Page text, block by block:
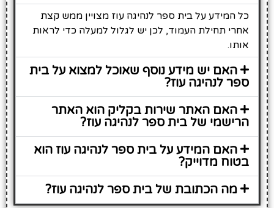
כל המידע על בית ספר לנהיגה עוז מצויין ממש קצת
אחרי תחילת העמוד, לכן יש לגלול למעלה כדי לראות
אותו.
האם יש מידע נוסף שאוכל למצוא על בית
ספר לנהיגה עוז?
האם האתר שירות בקליק הוא האתר
הרישמי של בית ספר לנהיגה עוז?
האם המידע על בית ספר לנהיגה עוז הוא
בטוח מדוייק?
מה הכתובת של בית ספר לנהיגה עוז?